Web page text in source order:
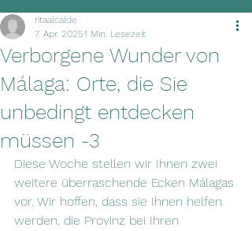
Verborgene Wunder von
Málaga: Orte, die Sie
unbedingt entdecken
müssen -3
ritaalcalde
7. Apr. 20251 Min. Lesezeit
Diese Woche stellen wir Ihnen zwei
weitere überraschende Ecken Málagas
vor. Wir hoffen, dass sie Ihnen helfen
werden, die Provinz bei Ihren